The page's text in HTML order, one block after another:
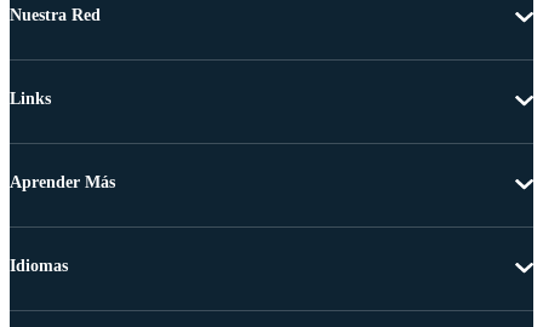
Nuestra Red
Links
Aprender Más
Idiomas